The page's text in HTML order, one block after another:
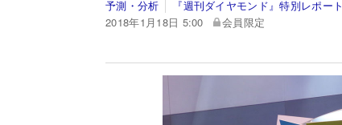
予測・分析
『週刊ダイヤモンド』特別レポート
2018年1月18日 5:00
会員限定